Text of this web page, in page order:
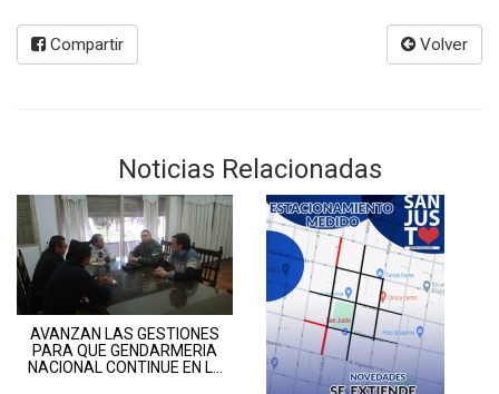
Compartir Volver
Noticias Relacionadas
AVANZAN LAS GESTIONES
PARA QUE GENDARMERIA
NACIONAL CONTINUE EN L...